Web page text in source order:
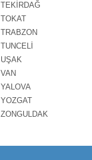
TEKİRDAĞ
TOKAT
TRABZON
TUNCELİ
UŞAK
VAN
YALOVA
YOZGAT
ZONGULDAK